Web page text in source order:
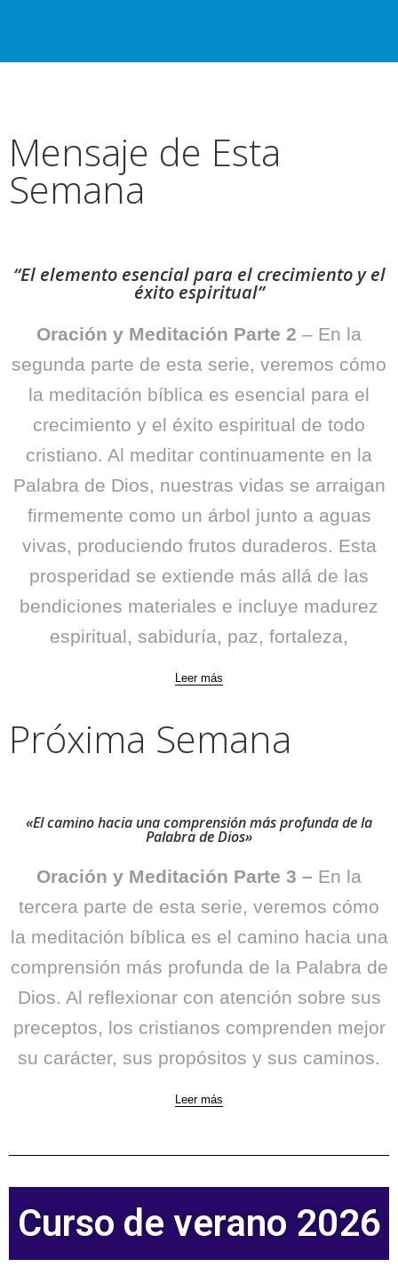
Mensaje de Esta
Semana
“El elemento esencial para el crecimiento y el
éxito espiritual”
Oración y Meditación Parte 2 – En la
segunda parte de esta serie, veremos cómo
la meditación bíblica es esencial para el
crecimiento y el éxito espiritual de todo
cristiano. Al meditar continuamente en la
Palabra de Dios, nuestras vidas se arraigan
firmemente como un árbol junto a aguas
vivas, produciendo frutos duraderos. Esta
prosperidad se extiende más allá de las
bendiciones materiales e incluye madurez
espiritual, sabiduría, paz, fortaleza,
Leer más
Próxima Semana
«El camino hacia una comprensión más profunda de la
Palabra de Dios»
Oración y Meditación Parte 3 – En la
tercera parte de esta serie, veremos cómo
la meditación bíblica es el camino hacia una
comprensión más profunda de la Palabra de
Dios. Al reflexionar con atención sobre sus
preceptos, los cristianos comprenden mejor
su carácter, sus propósitos y sus caminos.
Leer más
Curso de verano 2026